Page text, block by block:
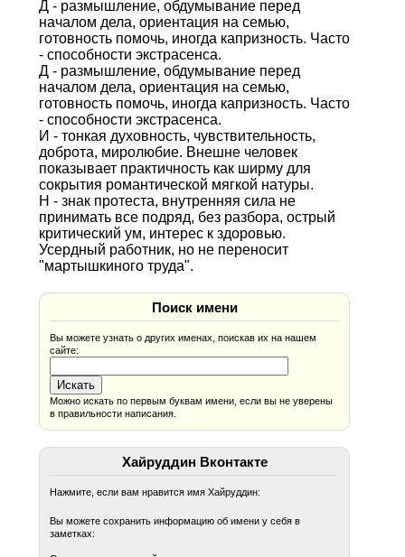
Д - размышление, обдумывание перед
началом дела, ориентация на семью,
готовность помочь, иногда капризность. Часто
- способности экстрасенса.
Д - размышление, обдумывание перед
началом дела, ориентация на семью,
готовность помочь, иногда капризность. Часто
- способности экстрасенса.
И - тонкая духовность, чувствительность,
доброта, миролюбие. Внешне человек
показывает практичность как ширму для
сокрытия романтической мягкой натуры.
Н - знак протеста, внутренняя сила не
принимать все подряд, без разбора, острый
критический ум, интерес к здоровью.
Усердный работник, но не переносит
"мартышкиного труда".
Поиск имени
Вы можете узнать о других именах, поискав их на нашем
сайте:
Можно искать по первым буквам имени, если вы не уверены
в правильности написания.
Хайруддин Вконтакте
Нажмите, если вам нравится имя Хайруддин:
Вы можете сохранить информацию об имени у себя в
заметках: